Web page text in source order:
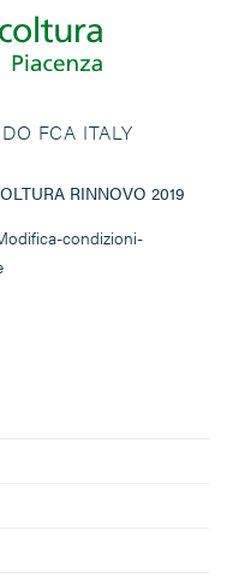
FCA ITALY
RINNOVO 2019
condizioni-